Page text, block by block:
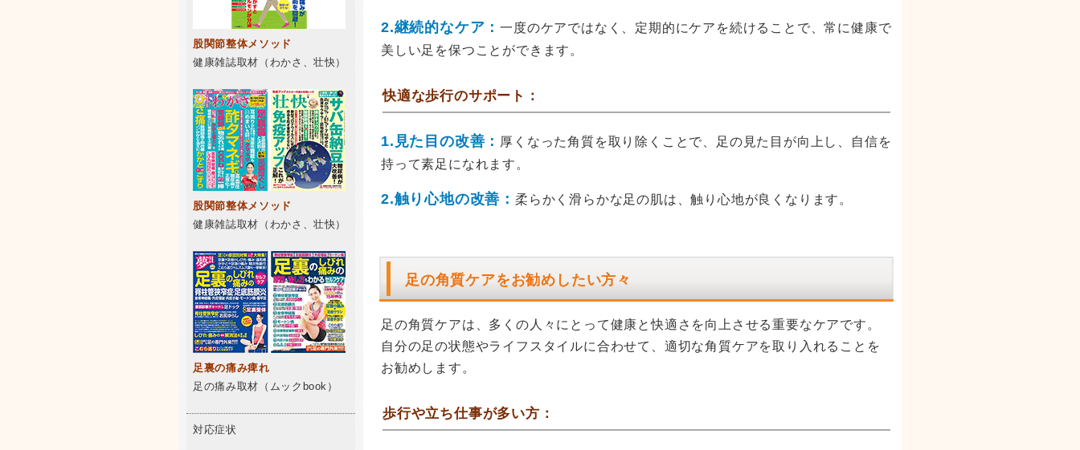
2.継続的なケア：一度のケアではなく、定期的にケアを続けることで、常に健康で
美しい足を保つことができます。
快適な歩行のサポート：
1.見た目の改善： 厚くなった角質を取り除くことで、足の見た目が向上し、自信を
持って素足になれます。
2.触り心地の改善： 柔らかく滑らかな足の肌は、触り心地が良くなります。
足の角質ケアをお勧めしたい方々
足の角質ケアは、多くの人々にとって健康と快適さを向上させる重要なケアです。
自分の足の状態やライフスタイルに合わせて、適切な角質ケアを取り入れることを
お勧めします。
歩行や立ち仕事が多い方：
股関節整体メソッド
健康雑誌取材（わかさ、壮快）
股関節整体メソッド
健康雑誌取材（わかさ、壮快）
足裏の痛み痺れ
足の痛み取材（ムックbook）
対応症状